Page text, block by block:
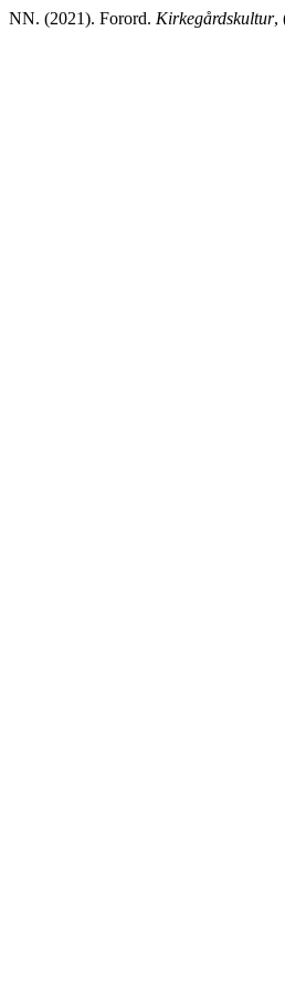
NN. (2021). Forord. Kirkegårdskultur,